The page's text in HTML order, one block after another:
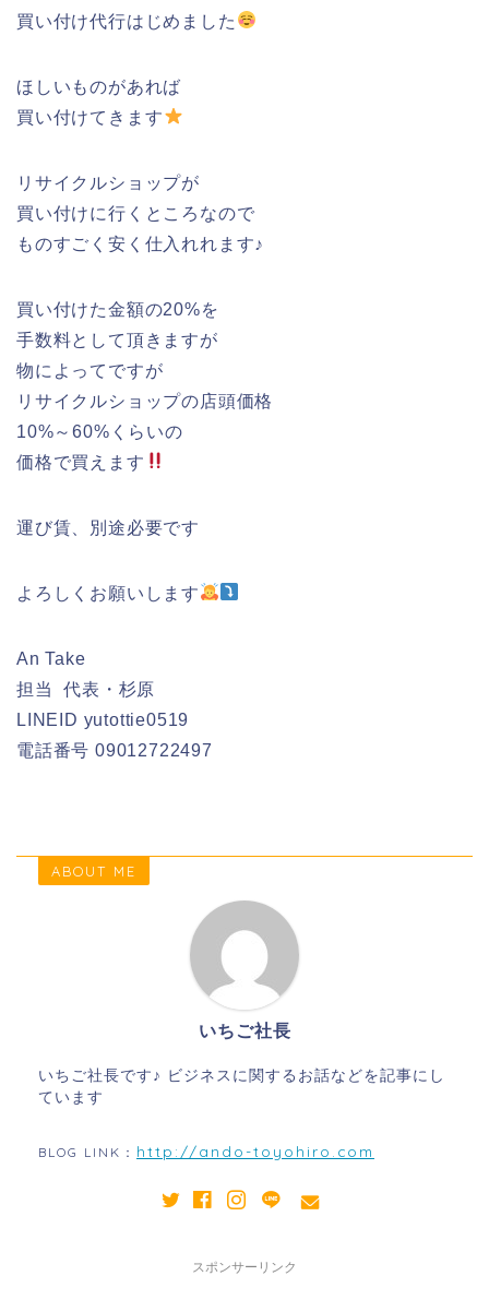
買い付け代行はじめました
ほしいものがあれば
買い付けてきます
リサイクルショップが
買い付けに行くところなので
ものすごく安く仕入れれます♪
買い付けた金額の20%を
手数料として頂きますが
物によってですが
リサイクルショップの店頭価格
10%～60%くらいの
価格で買えます
運び賃、別途必要です
よろしくお願いします
An Take
担当 代表・杉原
LINEID yutottie0519
電話番号 09012722497
ABOUT ME
いちご社長
いちご社長です♪ ビジネスに関するお話などを記事にし
ています
BLOG LINK： http://ando-toyohiro.com
スポンサーリンク